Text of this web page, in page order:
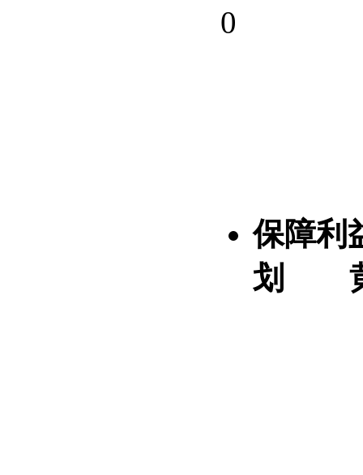
0
保障利
划